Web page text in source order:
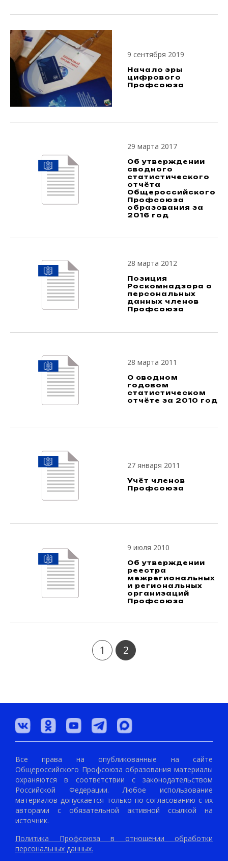
9 сентября 2019
Начало эры
цифрового
Профсоюза
29 марта 2017
Об утверждении
сводного
статистического
отчёта
Общероссийского
Профсоюза
образования за
2016 год
28 марта 2012
Позиция
Роскомнадзора о
персональных
данных членов
Профсоюза
28 марта 2011
О сводном
годовом
статистическом
отчёте за 2010 год
27 января 2011
Учёт членов
Профсоюза
9 июля 2010
Об утверждении
реестра
межрегиональных
и региональных
организаций
Профсоюза
1 2
Все права на опубликованные на сайте
Общероссийского Профсоюза образования материалы
охраняются в соответствии с законодательством
Российской Федерации. Любое использование
материалов допускается только по согласованию с их
авторами с обязательной активной ссылкой на
источник.
Политика Профсоюза в отношении обработки
персональных данных.